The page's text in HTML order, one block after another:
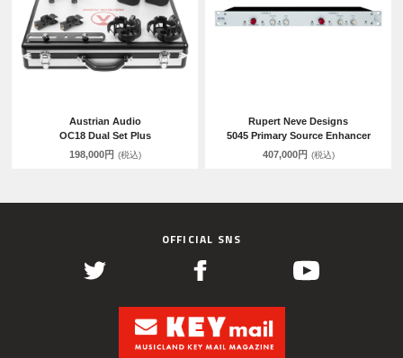
Austrian Audio
OC18 Dual Set Plus
198,000円 (税込)
Rupert Neve Designs
5045 Primary Source Enhancer
407,000円 (税込)
OFFICIAL SNS